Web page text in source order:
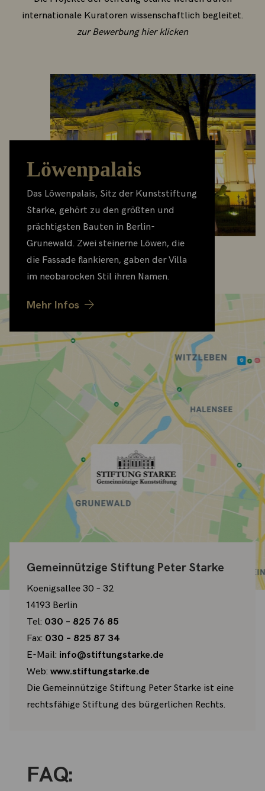
internationale Kuratoren wissenschaftlich begleitet.
zur Bewerbung hier klicken
Löwenpalais
Das Löwenpalais, Sitz der Kunststiftung
Starke, gehört zu den größten und
prächtigsten Bauten in Berlin-
Grunewald. Zwei steinerne Löwen, die
die Fassade flankieren, gaben der Villa
im neobarocken Stil ihren Namen.
Mehr Infos
Gemeinnützige Stiftung Peter Starke
Koenigsallee 30 – 32
14193 Berlin
Tel: 030 – 825 76 85
Fax: 030 – 825 87 34
E-Mail: info@stiftungstarke.de
Web:www.stiftungstarke.de
Die Gemeinnützige Stiftung Peter Starke ist eine
rechtsfähige Stiftung des bürgerlichen Rechts.
FAQ: